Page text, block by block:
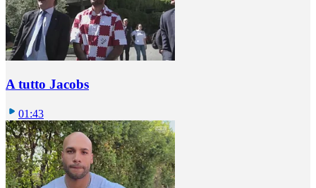
A tutto Jacobs
01:43